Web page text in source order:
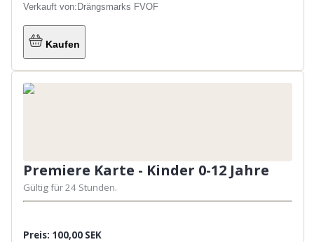
Verkauft von: Drängsmarks FVOF
Kaufen
Premiere Karte - Kinder 0-12 Jahre
Gültig für 24 Stunden.
Preis: 100,00 SEK